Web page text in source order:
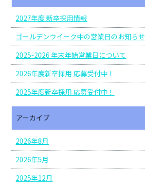
2027年度 新卒採用情報
ゴールデンウイーク中の営業日のお知らせ
2025-2026 年末年始営業日について
2026年度新卒採用 応募受付中！
2025年度新卒採用 応募受付中！
アーカイブ
2026年8月
2026年5月
2025年12月